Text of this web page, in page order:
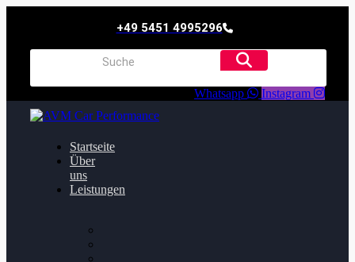
+49 5451 4995296
Whatsapp Instagram
Startseite
Über
uns
Leistungen